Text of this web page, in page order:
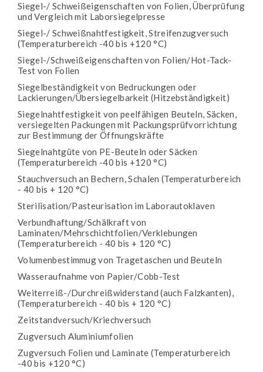
Siegel-/ Schweißeigenschaften von Folien, Überprüfung
und Vergleich mit Laborsiegelpresse
Siegel-/ Schweißnahtfestigkeit, Streifenzugversuch
(Temperaturbereich -40 bis +120 °C)
Siegel-/Schweißeigenschaften von Folien/Hot-Tack-
Test von Folien
Siegelbeständigkeit von Bedruckungen oder
Lackierungen/Übersiegelbarkeit (Hitzebständigkeit)
Siegelnahtfestigkeit von peelfähigen Beuteln, Säcken,
versiegelten Packungen mit Packungsprüfvorrichtung
zur Bestimmung der Öffnungskräfte
Siegelnahtgüte von PE-Beuteln oder Säcken
(Temperaturbereich -40 bis +120 °C)
Stauchversuch an Bechern, Schalen (Temperaturbereich
- 40 bis + 120 °C)
Sterilisation/Pasteurisation im Laborautoklaven
Verbundhaftung/Schälkraft von
Laminaten/Mehrschichtfolien/Verklebungen
(Temperaturbereich - 40 bis + 120 °C)
Volumenbestimmug von Tragetaschen und Beuteln
Wasseraufnahme von Papier/Cobb-Test
Weiterreiß-/Durchreißwiderstand (auch Falzkanten),
(Temperaturbereich - 40 bis + 120 °C)
Zeitstandversuch/Kriechversuch
Zugversuch Aluminiumfolien
Zugversuch Folien und Laminate (Temperaturbereich
-40 bis +120 °C)